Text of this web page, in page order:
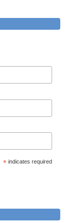
* indicates required